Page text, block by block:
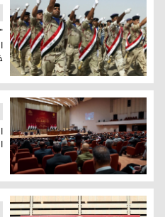
"ملغى منذ 20 عاما ومثير للجدل".. البرلمان العراقي يناقش مشروع قانون خدمة العلم
البرلمان العراقي يجتمع